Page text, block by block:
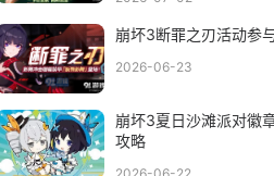
崩坏3断罪之刃活动参
2026-06-23
崩坏3夏日沙滩派对徽
攻略